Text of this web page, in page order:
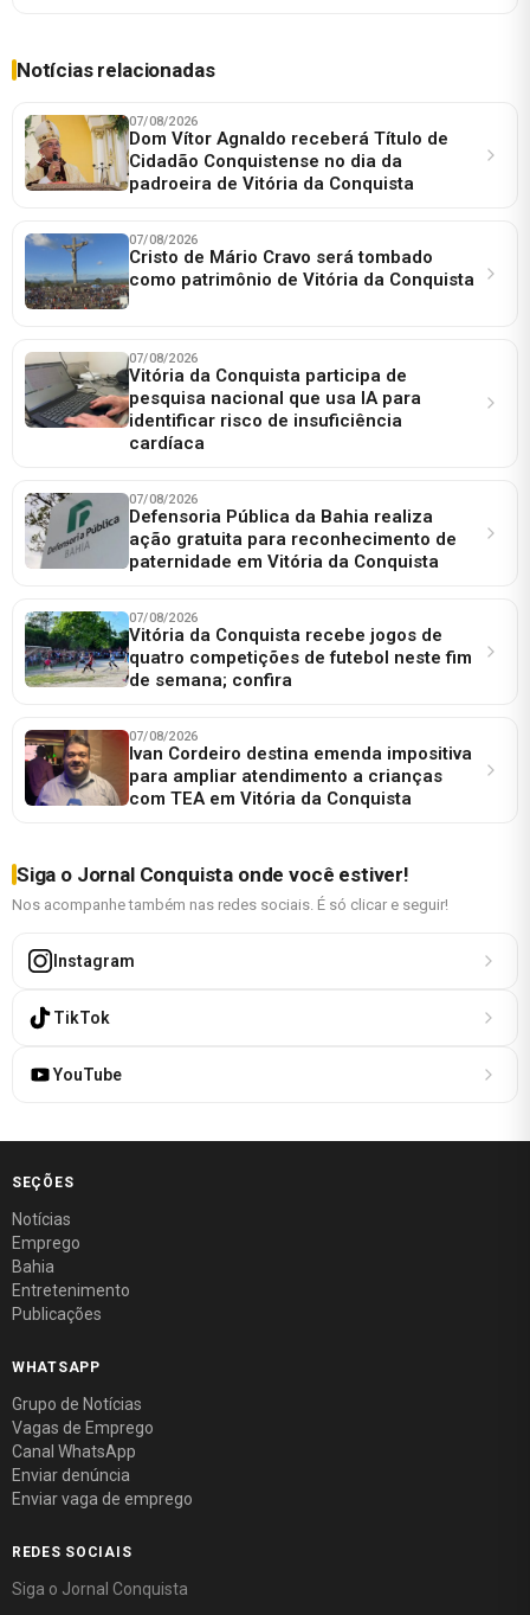
Notícias relacionadas
07/08/2026
Dom Vítor Agnaldo receberá Título de
Cidadão Conquistense no dia da
padroeira de Vitória da Conquista
07/08/2026
Cristo de Mário Cravo será tombado
como patrimônio de Vitória da Conquista
07/08/2026
Vitória da Conquista participa de
pesquisa nacional que usa IA para
identificar risco de insuficiência
cardíaca
07/08/2026
Defensoria Pública da Bahia realiza
ação gratuita para reconhecimento de
paternidade em Vitória da Conquista
07/08/2026
Vitória da Conquista recebe jogos de
quatro competições de futebol neste fim
de semana; confira
07/08/2026
Ivan Cordeiro destina emenda impositiva
para ampliar atendimento a crianças
com TEA em Vitória da Conquista
Siga o Jornal Conquista onde você estiver!
Nos acompanhe também nas redes sociais. É só clicar e seguir!
Instagram
TikTok
YouTube
SEÇÕES
Notícias
Emprego
Bahia
Entretenimento
Publicações
WHATSAPP
Grupo de Notícias
Vagas de Emprego
Canal WhatsApp
Enviar denúncia
Enviar vaga de emprego
REDES SOCIAIS
Siga o Jornal Conquista